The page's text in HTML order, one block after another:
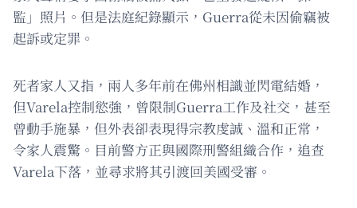
監」照片。但是法庭紀錄顯示，Guerra從未因偷竊被
起訴或定罪。
死者家人又指，兩人多年前在佛州相識並閃電結婚，
但Varela控制慾強，曾限制Guerra工作及社交，甚至
曾動手施暴，但外表卻表現得宗教虔誠、溫和正常，
令家人震驚。目前警方正與國際刑警組織合作，追查
Varela下落，並尋求將其引渡回美國受審。